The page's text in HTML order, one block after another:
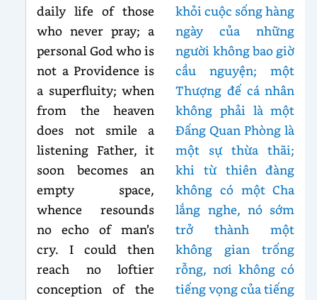
daily life of those
who never pray; a
personal God who is
not a Providence is
a superfluity; when
from the heaven
does not smile a
listening Father, it
soon becomes an
empty space,
whence resounds
no echo of man’s
cry. I could then
reach no loftier
conception of the
khỏi cuộc sống hàng
ngày của những
người không bao giờ
cầu nguyện; một
Thượng đế cá nhân
không phải là một
Đấng Quan Phòng là
một sự thừa thãi;
khi từ thiên đàng
không có một Cha
lắng nghe, nó sớm
trở thành một
không gian trống
rỗng, nơi không có
tiếng vọng của tiếng